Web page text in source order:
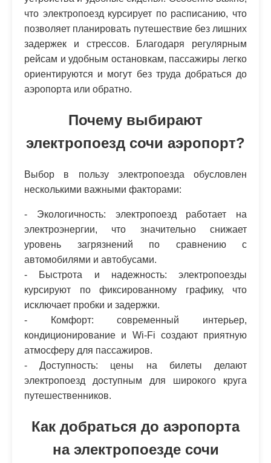
что электропоезд курсирует по расписанию, что
позволяет планировать путешествие без лишних
задержек и стрессов. Благодаря регулярным
рейсам и удобным остановкам, пассажиры легко
ориентируются и могут без труда добраться до
аэропорта или обратно.
Почему выбирают
электропоезд сочи аэропорт?
Выбор в пользу электропоезда обусловлен
несколькими важными факторами:
- Экологичность: электропоезд работает на
электроэнергии, что значительно снижает
уровень загрязнений по сравнению с
автомобилями и автобусами.
- Быстрота и надежность: электропоезды
курсируют по фиксированному графику, что
исключает пробки и задержки.
- Комфорт: современный интерьер,
кондиционирование и Wi-Fi создают приятную
атмосферу для пассажиров.
- Доступность: цены на билеты делают
электропоезд доступным для широкого круга
путешественников.
Как добраться до аэропорта
на электропоезде сочи